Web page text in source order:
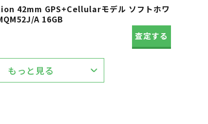
42mm GPS+Cellularモデル ソフトホワ
A 16GB
査定する
もっと見る